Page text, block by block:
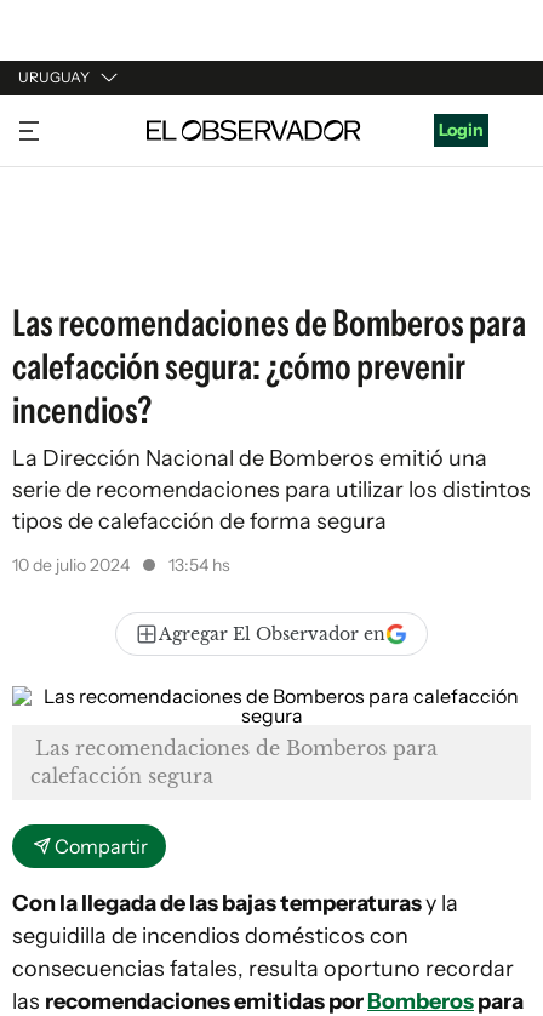
URUGUAY
URUGUAY
ARGENTINA
Login
Las recomendaciones de Bomberos para
calefacción segura: ¿cómo prevenir
incendios?
La Dirección Nacional de Bomberos emitió una
serie de recomendaciones para utilizar los distintos
tipos de calefacción de forma segura
10 de julio 2024 13:54 hs
Agregar El Observador en
Las recomendaciones de Bomberos para
calefacción segura
Compartir
Con la llegada de las bajas temperaturasy la
seguidilla de incendios domésticos con
consecuencias fatales, resulta oportuno recordar
las recomendaciones emitidas porBomberospara